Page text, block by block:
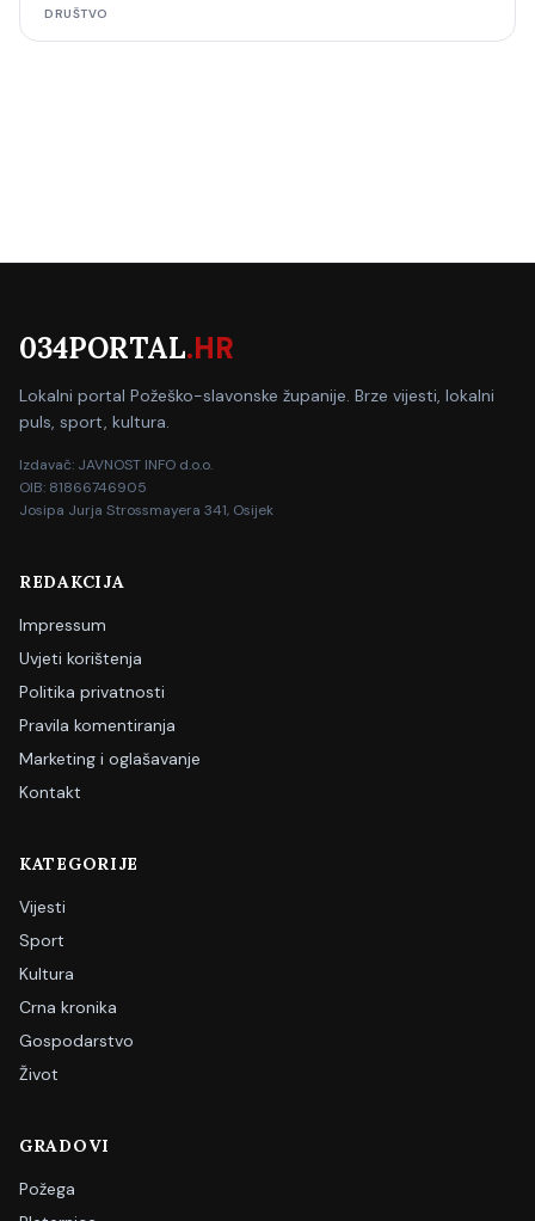
DRUŠTVO
034PORTAL.HR
Lokalni portal Požeško-slavonske županije. Brze vijesti, lokalni
puls, sport, kultura.
Izdavač: JAVNOST INFO d.o.o.
OIB: 81866746905
Josipa Jurja Strossmayera 341, Osijek
REDAKCIJA
Impressum
Uvjeti korištenja
Politika privatnosti
Pravila komentiranja
Marketing i oglašavanje
Kontakt
KATEGORIJE
Vijesti
Sport
Kultura
Crna kronika
Gospodarstvo
Život
GRADOVI
Požega